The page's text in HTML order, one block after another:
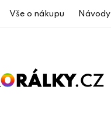
Vše o nákupu Návody